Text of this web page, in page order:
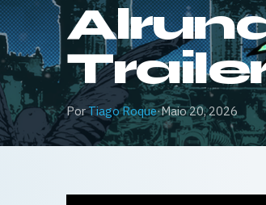
PorTiago Roque·Maio 20, 2026